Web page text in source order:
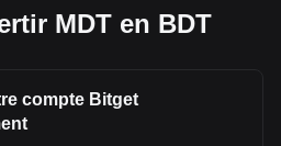
MDT en BDT
compte Bitget